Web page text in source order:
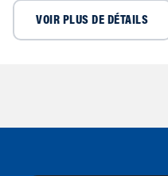
VOIR PLUS DE DÉTAILS